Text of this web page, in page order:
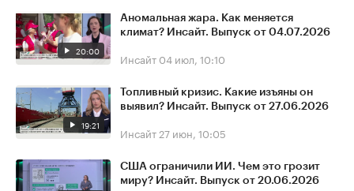
20:00
Аномальная жара. Как меняется
климат? Инсайт. Выпуск от 04.07.2026
Инсайт 04 июл, 10:10
19:21
Топливный кризис. Какие изъяны он
выявил? Инсайт. Выпуск от 27.06.2026
Инсайт 27 июн, 10:05
США ограничили ИИ. Чем это грозит
миру? Инсайт. Выпуск от 20.06.2026